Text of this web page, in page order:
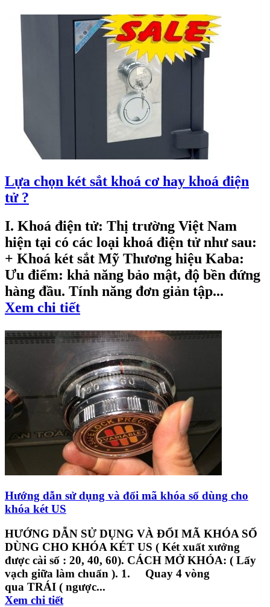
Lựa chọn két sắt khoá cơ hay khoá điện
tử ?
I. Khoá điện tử: Thị trường Việt Nam
hiện tại có các loại khoá điện tử như sau:
+ Khoá két sắt Mỹ Thương hiệu Kaba:
Ưu điểm: khả năng bảo mật, độ bền đứng
hàng đầu. Tính năng đơn giản tập...
Xem chi tiết
Hướng dẫn sử dụng và đổi mã khóa số dùng cho
khóa két US
HƯỚNG DẪN SỬ DỤNG VÀ ĐỔI MÃ KHÓA SỐ
DÙNG CHO KHÓA KÉT US ( Két xuất xưởng
được cài số : 20, 40, 60). CÁCH MỞ KHÓA: ( Lấy
vạch giữa làm chuẩn ). 1. Quay 4 vòng
qua TRÁI ( ngược...
Xem chi tiết